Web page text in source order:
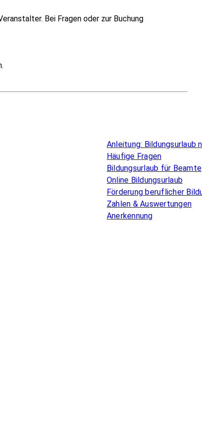
Bei Fragen oder zur Buchung
Anleitung: Bildungsurlaub
Häufige Fragen
Bildungsurlaub für Beamte
Online Bildungsurlaub
Förderung beruflicher
Zahlen & Auswertungen
Anerkennung